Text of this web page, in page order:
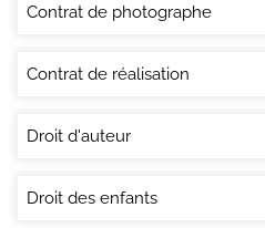
Contrat de photographe
Contrat de réalisation
Droit d'auteur
Droit des enfants